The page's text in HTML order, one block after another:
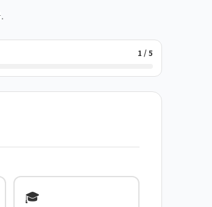
1 / 5
🎓